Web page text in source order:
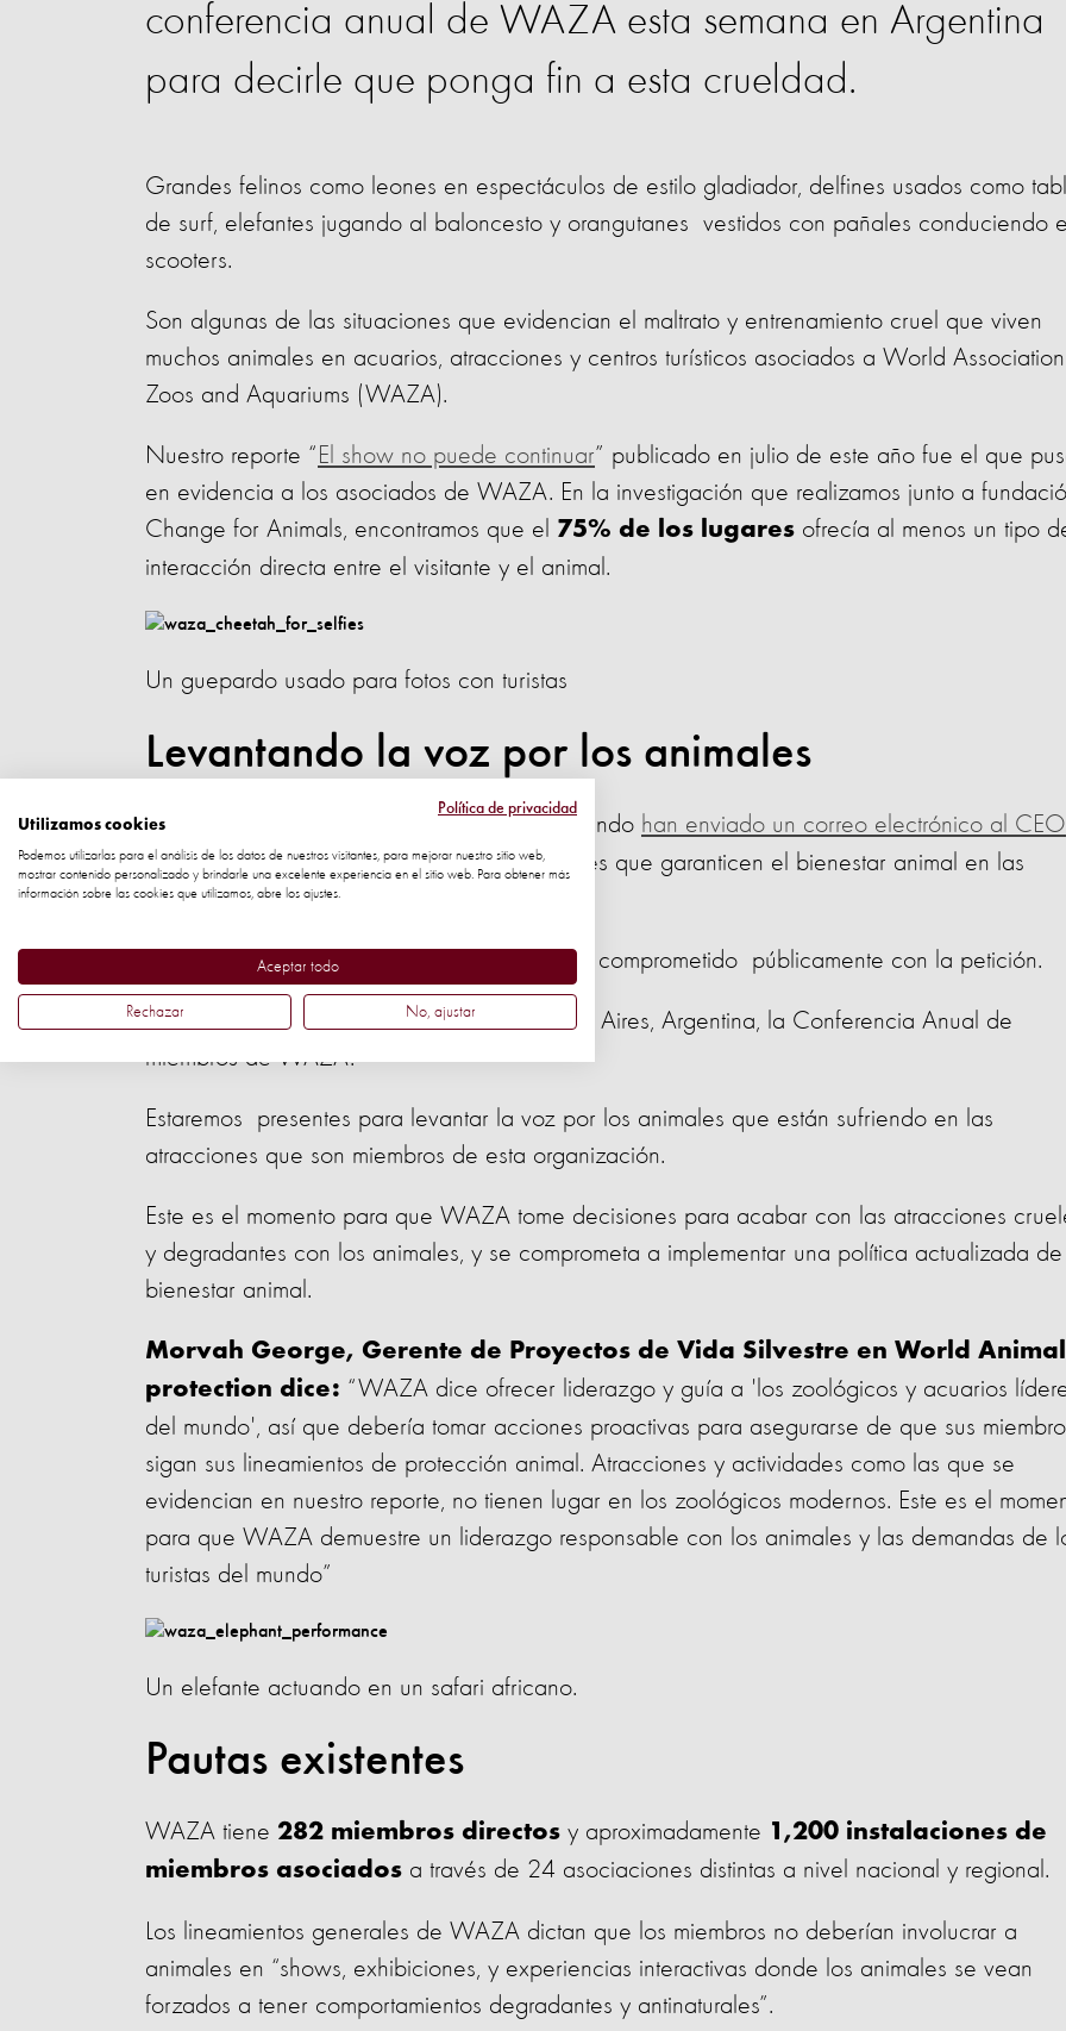
conferencia anual de WAZA esta semana en Argentina
para decirle que ponga fin a esta crueldad.
Grandes felinos como leones en espectáculos de estilo gladiador, delfines usados como
de surf, elefantes jugando al baloncesto y orangutanes vestidos con pañales conduciendo
scooters.
Son algunas de las situaciones que evidencian el maltrato y entrenamiento cruel que viven
muchos animales en acuarios, atracciones y centros turísticos asociados a World
Zoos and Aquariums (WAZA).
Nuestro reporte “ El show no puede continuar” publicado en julio de este año fue el que
en evidencia a los asociados de WAZA. En la investigación que realizamos junto a
Change for Animals, encontramos que el 75% de los lugares ofrecía al menos un tipo
interacción directa entre el visitante y el animal.
Un guepardo usado para fotos con turistas
Levantando la voz por los animales
Más de 40.000 personas en todo el mundo han enviado un correo electrónico al CEO
de WAZA, pidiendo que implemente acciones que garanticen el bienestar animal en las
atracciones miembro de la organización.
Pero lamentablemente WAZA, pero no se ha comprometido públicamente con la petición.
Durante esta semana tendrá lugar en Buenos Aires, Argentina, la Conferencia Anual de
miembros de WAZA.
Estaremos presentes para levantar la voz por los animales que están sufriendo en las
atracciones que son miembros de esta organización.
Este es el momento para que WAZA tome decisiones para acabar con las atracciones
y degradantes con los animales, y se comprometa a implementar una política actualizada de
bienestar animal.
Morvah George, Gerente de Proyectos de Vida Silvestre en World Animal
protection dice: “WAZA dice ofrecer liderazgo y guía a 'los zoológicos y acuarios
del mundo', así que debería tomar acciones proactivas para asegurarse de que sus
sigan sus lineamientos de protección animal. Atracciones y actividades como las que se
evidencian en nuestro reporte, no tienen lugar en los zoológicos modernos. Este es el
para que WAZA demuestre un liderazgo responsable con los animales y las demandas de
turistas del mundo”
Un elefante actuando en un safari africano.
Pautas existentes
WAZA tiene 282 miembros directos y aproximadamente 1,200 instalaciones de
miembros asociados a través de 24 asociaciones distintas a nivel nacional y regional.
Los lineamientos generales de WAZA dictan que los miembros no deberían involucrar a
animales en “shows, exhibiciones, y experiencias interactivas donde los animales se vean
forzados a tener comportamientos degradantes y antinaturales”.
Política de privacidad
Utilizamos cookies
Podemos utilizarlas para el análisis de los datos de nuestros visitantes, para mejorar nuestro sitio web,
mostrar contenido personalizado y brindarle una excelente experiencia en el sitio web. Para obtener más
información sobre las cookies que utilizamos, abre los ajustes.
Aceptar todo
Rechazar No, ajustar